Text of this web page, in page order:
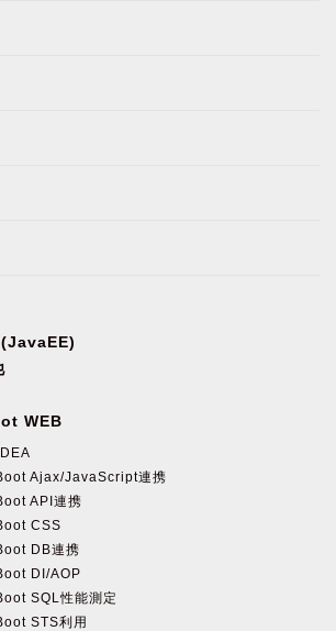
WEB
Ajax/JavaScript連携
API連携
CSS
DB連携
DI/AOP
SQL性能測定
STS利用